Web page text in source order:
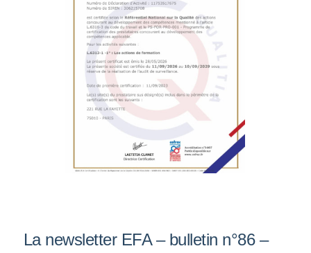
La newsletter EFA – bulletin n°86 –